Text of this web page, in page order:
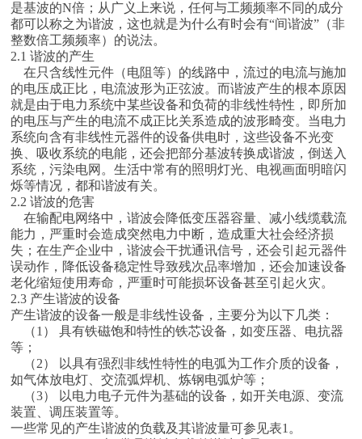
是基波的N倍；从广义上来说，任何与工频频率不同的成分
都可以称之为谐波，这也就是为什么有时会有“间谐波”（非
整数倍工频频率）的说法。
2.1 谐波的产生
在只含线性元件（电阻等）的线路中，流过的电流与施加
的电压成正比，电流波形为正弦波。而谐波产生的根本原因
就是由于电力系统中某些设备和负荷的非线性特性，即所加
的电压与产生的电流不成正比关系造成的波形畸变。当电力
系统向含有非线性元器件的设备供电时，这些设备不光变
换、吸收系统的电能，还会把部分基波转换成谐波，倒送入
系统，污染电网。生活中常有的照明灯光、电视画面明暗闪
烁等情况，都和谐波有关。
2.2 谐波的危害
在输配电网络中，谐波会降低变压器容量、减小线缆载流
能力，严重时会造成突然电力中断，造成重大社会经济损
失；在生产企业中，谐波会干扰通讯信号，还会引起元器件
误动作，降低设备稳定性导致残次品率增加，还会加速设备
老化缩短使用寿命，严重时可能损坏设备甚至引起火灾。
2.3 产生谐波的设备
产生谐波的设备一般是非线性设备，主要分为以下几类：
（1） 具有铁磁饱和特性的铁芯设备，如变压器、电抗器
等；
（2） 以具有强烈非线性特性的电弧为工作介质的设备，
如气体放电灯、交流弧焊机、炼钢电弧炉等；
（3） 以电力电子元件为基础的设备，如开关电源、变流
装置、调压装置等。
一些常见的产生谐波的负载及其谐波量可参见表1。